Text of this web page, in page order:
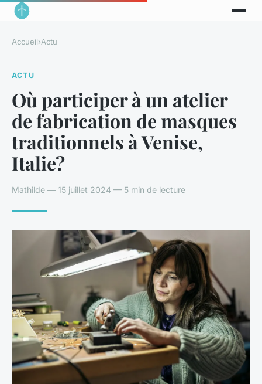
Accueil›Actu
ACTU
Où participer à un atelier
de fabrication de masques
traditionnels à Venise,
Italie?
Mathilde — 15 juillet 2024 — 5 min de lecture